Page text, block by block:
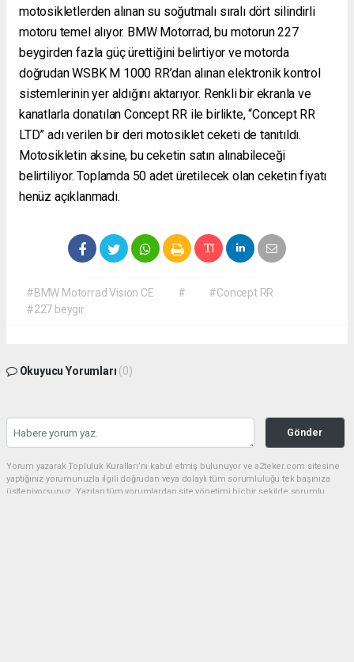
motosikletlerden alınan su soğutmalı sıralı dört silindirli
motoru temel alıyor. BMW Motorrad, bu motorun 227
beygirden fazla güç ürettiğini belirtiyor ve motorda
doğrudan WSBK M 1000 RR’dan alınan elektronik kontrol
sistemlerinin yer aldığını aktarıyor. Renkli bir ekranla ve
kanatlarla donatılan Concept RR ile birlikte, “Concept RR
LTD” adı verilen bir deri motosiklet ceketi de tanıtıldı.
Motosikletin aksine, bu ceketin satın alınabileceği
belirtiliyor. Toplamda 50 adet üretilecek olan ceketin fiyatı
henüz açıklanmadı.
#BMW Motorrad Vision CE #
#Concept RR
#227 beygir
Okuyucu Yorumları (0)
Gönder
Yorum yazarak Topluluk Kuralları’nı kabul etmiş bulunuyor ve a2teker.com sitesine
yaptığınız yorumunuzla ilgili doğrudan veya dolaylı tüm sorumluluğu tek başınıza
üstleniyorsunuz. Yazılan tüm yorumlardan site yönetimi hiçbir şekilde sorumlu